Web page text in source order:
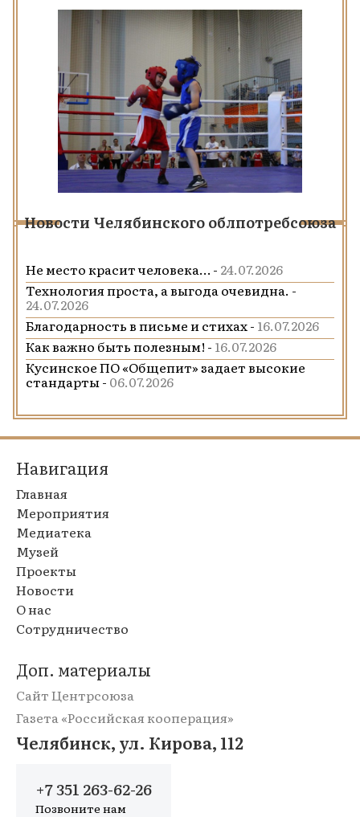
Новости Челябинского облпотребсоюза
Не место красит человека… - 24.07.2026
Технология проста, а выгода очевидна. -
24.07.2026
Благодарность в письме и стихах - 16.07.2026
Как важно быть полезным! - 16.07.2026
Кусинское ПО «Общепит» задает высокие
стандарты - 06.07.2026
Навигация
Главная
Мероприятия
Медиатека
Музей
Проекты
Новости
О нас
Сотрудничество
Доп. материалы
Сайт Центрсоюза
Газета «Российская кооперация»
Челябинск, ул. Кирова, 112
+7 351 263-62-26
Позвоните нам